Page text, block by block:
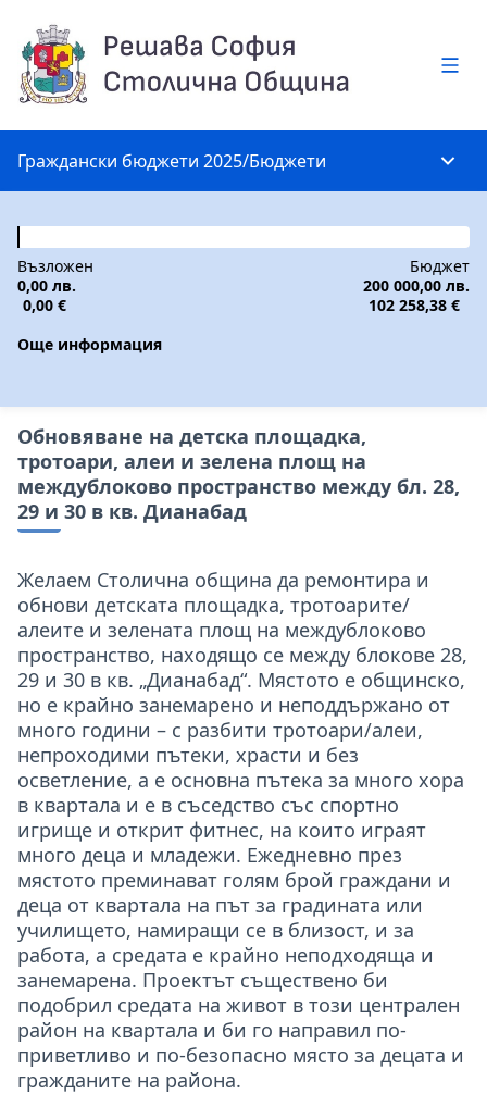
Граждански бюджети 2025/Бюджети
Възложен
0,00 лв.
0,00 €
Бюджет
200 000,00 лв.
102 258,38 €
Още информация
Обновяване на детска площадка,
тротоари, алеи и зелена площ на
междублоково пространство между бл. 28,
29 и 30 в кв. Дианабад
Желаем Столична община да ремонтира и
обнови детската площадка, тротоарите/
алеите и зелената площ на междублоково
пространство, находящо се между блокове 28,
29 и 30 в кв. „Дианабад“. Мястото е общинско,
но е крайно занемарено и неподдържано от
много години – с разбити тротоари/алеи,
непроходими пътеки, храсти и без
осветление, а е основна пътека за много хора
в квартала и е в съседство със спортно
игрище и открит фитнес, на които играят
много деца и младежи. Ежедневно през
мястото преминават голям брой граждани и
деца от квартала на път за градината или
училището, намиращи се в близост, и за
работа, а средата е крайно неподходяща и
занемарена. Проектът съществено би
подобрил средата на живот в този централен
район на квартала и би го направил по-
приветливо и по-безопасно място за децата и
гражданите на района.